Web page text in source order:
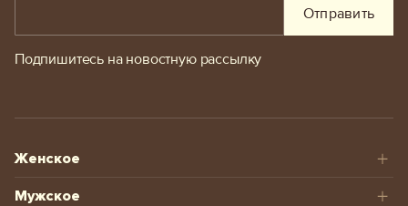
Отправить
Подпишитесь на новостную рассылку
Женское
Мужское